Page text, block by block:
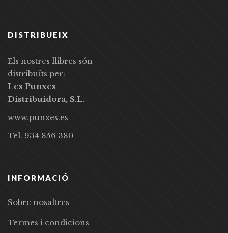
DISTRIBUEIX
Els nostres llibres són
distribuïts per:
Les Punxes
Distribuidora, S.L.
www.punxes.es
Tel. 934 856 380
INFORMACIÓ
Sobre nosaltres
Termes i condicions